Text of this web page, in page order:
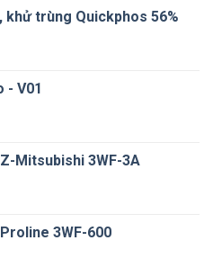
khử trùng Quickphos 56%
- V01
Mitsubishi 3WF-3A
3WF-600